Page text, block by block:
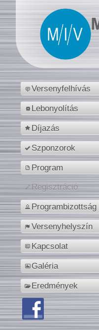
Versenyfelhívás
Lebonyolítás
Díjazás
Szponzorok
Program
Regisztráció
Programbizottság
Versenyhelyszín
Kapcsolat
Galéria
Eredmények